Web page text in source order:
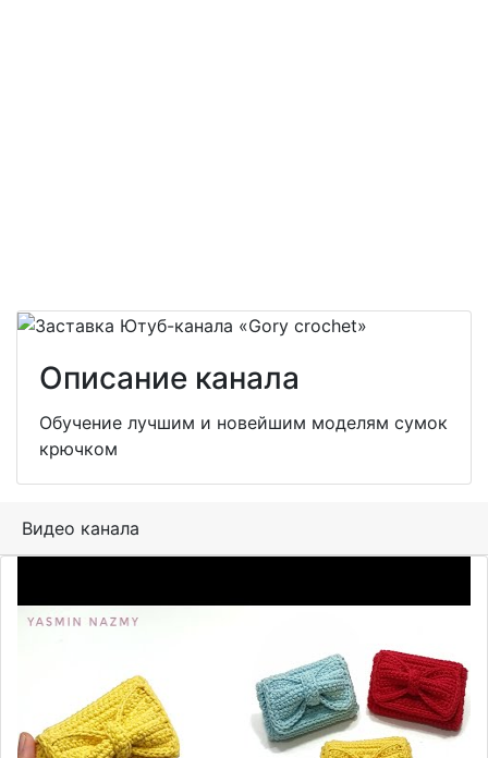
Описание канала
Обучение лучшим и новейшим моделям сумок
крючком
Видео канала